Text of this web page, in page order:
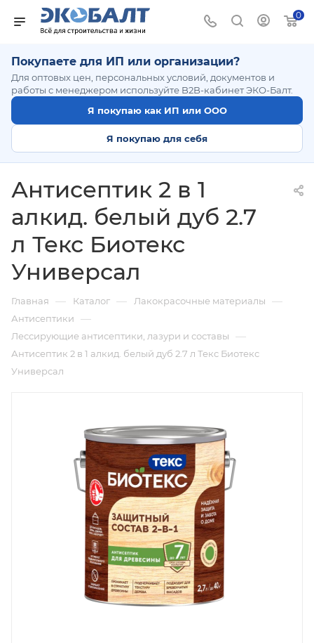
0
Покупаете для ИП или организации?
Для оптовых цен, персональных условий, документов и
работы с менеджером используйте B2B-кабинет ЭКО-Балт.
Я покупаю как ИП или ООО
Я покупаю для себя
Антисептик 2 в 1
алкид. белый дуб 2.7
л Текс Биотекс
Универсал
Главная — Каталог — Лакокрасочные материалы —
Антисептики —
Лессирующие антисептики, лазури и составы —
Антисептик 2 в 1 алкид. белый дуб 2.7 л Текс Биотекс
Универсал